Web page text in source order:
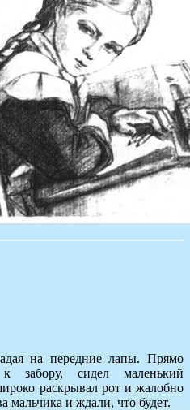
на передние лапы. Прямо
забору, сидел маленький
раскрывал рот и жалобно
мальчика и ждали, что будет.